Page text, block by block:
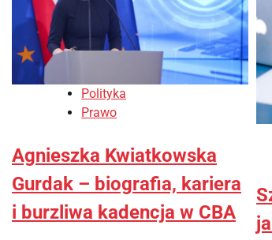
Polityka
Prawo
Agnieszka Kwiatkowska
Gurdak – biografia, kariera
i burzliwa kadencja w CBA